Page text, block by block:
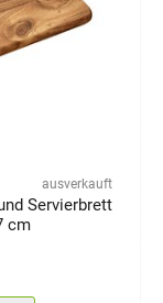
ausverkauft
Servierbrett
cm